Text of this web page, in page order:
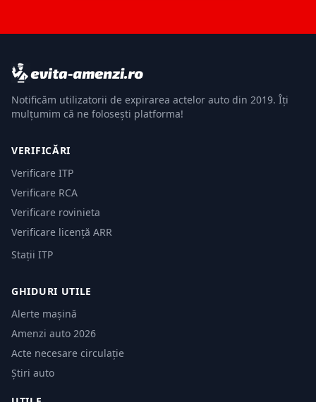
Notificăm utilizatorii de expirarea actelor auto din 2019. Îți
mulțumim că ne folosești platforma!
VERIFICĂRI
Verificare ITP
Verificare RCA
Verificare rovinieta
Verificare licență ARR
Stații ITP
GHIDURI UTILE
Alerte mașină
Amenzi auto 2026
Acte necesare circulație
Știri auto